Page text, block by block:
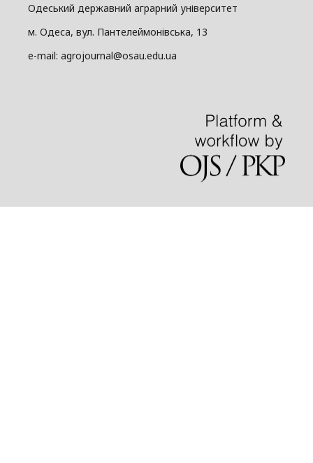
Одеський державний аграрний університет
м. Одеса, вул. Пантелеймонівська, 13
e-mail: agrojournal@osau.edu.ua